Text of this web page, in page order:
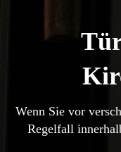
Wenn Sie vor
Regelfall